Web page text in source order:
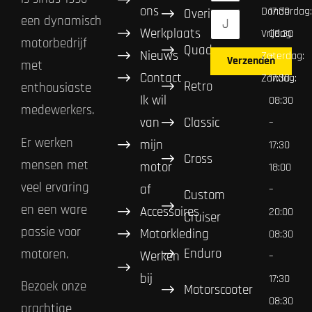
een dynamisch
motorbedrijf
met
enthousiaste
medewerkers.
Er werken
mensen met
veel ervaring
en een ware
passie voor
motoren.
Bezoek onze
ons
Werkplaats
Nieuws
Contact
Ik wil
van
mijn
motor
af
Accessoires
Motorkleding
Werken
bij
Overig
Quad
Retro
Classic
Cross
Custom
Cruiser
Enduro
Motorscooter
Verzenden
Donderdag:
Vrijdag:
Zaterdag:
Zondag:
17:30
08:30
–
17:30
08:30
–
17:30
18:00
–
20:00
08:30
–
17:30
08:30